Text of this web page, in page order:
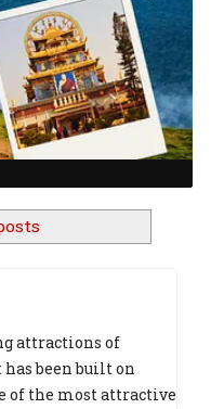
attractions of
been built on
of the most attractive